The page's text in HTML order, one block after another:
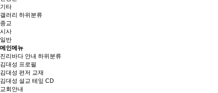
기타
갤러리 하위분류
종교
시사
일반
메인메뉴
진리바다 안내 하위분류
김대성 프로필
김대성 편저 교재
김대성 설교 테잎 CD
교회안내